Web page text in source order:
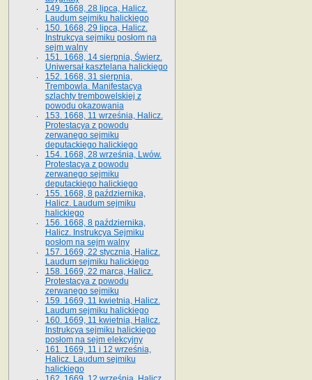
149. 1668, 28 lipca, Halicz.
Laudum sejmiku halickiego
150. 1668, 29 lipca, Halicz.
Instrukcya sejmiku posłom na
sejm walny
151. 1668, 14 sierpnia, Świerz.
Uniwersał kasztelana halickiego
152. 1668, 31 sierpnia,
Trembowla. Manifestacya
szlachty trembowelskiej z
powodu okazowania
153. 1668, 11 września, Halicz.
Protestacya z powodu
zerwanego sejmiku
deputackiego halickiego
154. 1668, 28 września, Lwów.
Protestacya z powodu
zerwanego sejmiku
deputackiego halickiego
155. 1668, 8 października,
Halicz. Laudum sejmiku
halickiego
156. 1668, 8 października,
Halicz. Instrukcya Sejmiku
posłom na sejm walny
157. 1669, 22 stycznia, Halicz.
Laudum sejmiku halickiego
158. 1669, 22 marca, Halicz.
Protestacya z powodu
zerwanego sejmiku
159. 1669, 11 kwietnia, Halicz.
Laudum sejmiku halickiego
160. 1669, 11 kwietnia, Halicz.
Instrukcya sejmiku halickiego
posłom na sejm elekcyjny
161. 1669, 11 i 12 września,
Halicz. Laudum sejmiku
halickiego